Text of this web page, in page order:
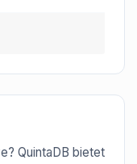
QuintaDB bietet